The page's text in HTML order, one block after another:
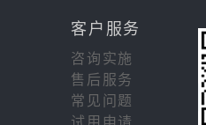
客户服务
咨询实施
售后服务
常见问题